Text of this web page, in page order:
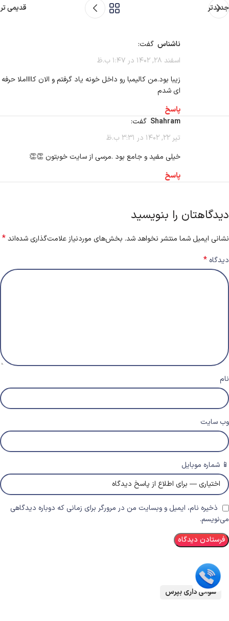
جدیدتر قدیمی تر
ناشناس گفت:
اسفند 28, 1402 در 1:47 ب.ظ
زیبا بود.من کالیمبا رو داخل خونه یاد گرفتم و الان کااااملا حرفه
ای شدم
پاسخ
shahram
گفت:
تیر 22, 1402 در 3:31 ب.ظ
خیلی مفید و جامع بود .مرسی از سایت خوبتون 👏👏
پاسخ
دیدگاهتان را بنویسید
نشانی ایمیل شما منتشر نخواهد شد. بخش‌های موردنیاز علامت‌گذاری شده‌اند*
دیدگاه *
نام
وب‌ سایت
📱 شماره موبایل
ذخیره نام، ایمیل و وبسایت من در مرورگر برای زمانی که دوباره دیدگاهی
می‌نویسم.
سوالی داری بپرس